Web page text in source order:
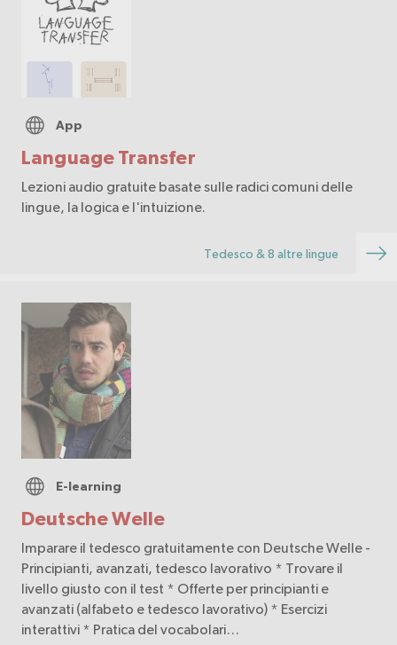
Language Transfer
App
Lezioni audio gratuite basate sulle radici comuni delle
lingue, la logica e l'intuizione.
Tedesco & 8 altre lingue
Deutsche Welle
E-learning
Imparare il tedesco gratuitamente con Deutsche Welle -
Principianti, avanzati, tedesco lavorativo * Trovare il
livello giusto con il test * Offerte per principianti e
avanzati (alfabeto e tedesco lavorativo) * Esercizi
interattivi * Pratica del vocabolari…